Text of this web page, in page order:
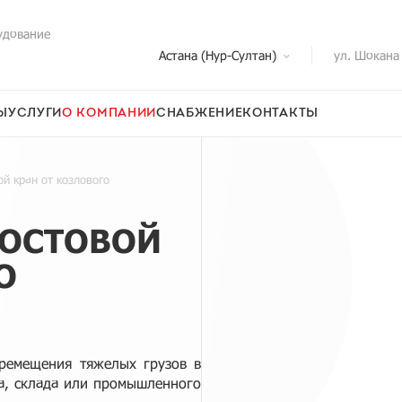
Астана (Нур-Султан)
ул. Шокана
УСЛУГИО КОМПАНИИСНАБЖЕНИЕКОНТАКТЫ
кран от козлового
тяжелых грузов в
склада или промышленного